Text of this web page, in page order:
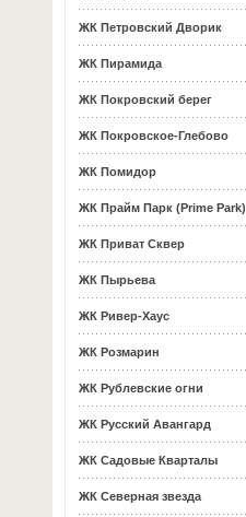
ЖК Петровский Дворик
ЖК Пирамида
ЖК Покровский берег
ЖК Покровское-Глебово
ЖК Помидор
ЖК Прайм Парк (Prime Park)
ЖК Приват Сквер
ЖК Пырьева
ЖК Ривер-Хаус
ЖК Розмарин
ЖК Рублевские огни
ЖК Русский Авангард
ЖК Садовые Кварталы
ЖК Северная звезда